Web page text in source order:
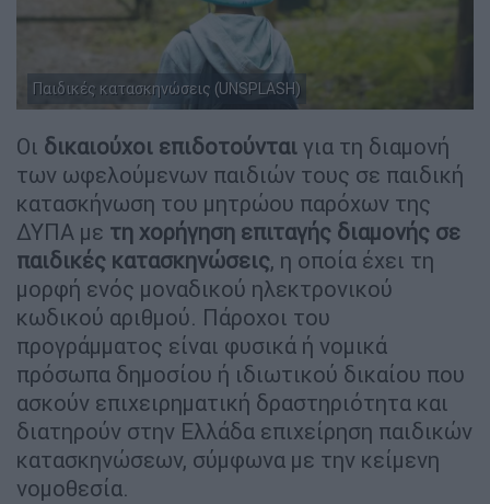
Παιδικές κατασκηνώσεις (UNSPLASH)
Οι δικαιούχοι επιδοτούνται για τη διαμονή
των ωφελούμενων παιδιών τους σε παιδική
κατασκήνωση του μητρώου παρόχων της
ΔΥΠΑ με τη χορήγηση επιταγής διαμονής σε
παιδικές κατασκηνώσεις, η οποία έχει τη
μορφή ενός μοναδικού ηλεκτρονικού
κωδικού αριθμού. Πάροχοι του
προγράμματος είναι φυσικά ή νομικά
πρόσωπα δημοσίου ή ιδιωτικού δικαίου που
ασκούν επιχειρηματική δραστηριότητα και
διατηρούν στην Ελλάδα επιχείρηση παιδικών
κατασκηνώσεων, σύμφωνα με την κείμενη
νομοθεσία.